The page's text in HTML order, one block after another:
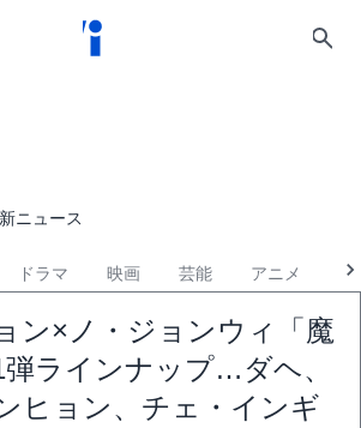
ニュース
ドラマ 映画 芸能 アニメ
ン×ノ・ジョンウィ「魔
ラインナップ…ダヘ、
ヒョン、チェ・インギ